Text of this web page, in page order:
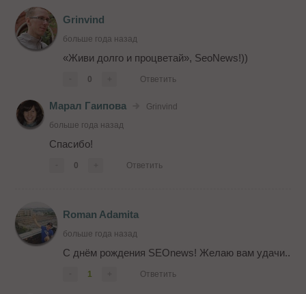
Grinvind
больше года назад
«Живи долго и процветай», SeoNews!))
0 Ответить
Марал Гаипова
Grinvind
больше года назад
Спасибо!
0 Ответить
Roman Adamita
больше года назад
С днём рождения SEOnews! Желаю вам удачи..
1 Ответить